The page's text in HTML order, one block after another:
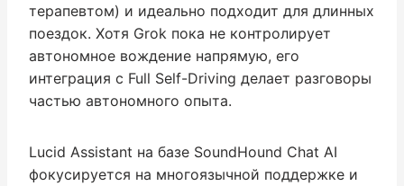
терапевтом) и идеально подходит для длинных
поездок. Хотя Grok пока не контролирует
автономное вождение напрямую, его
интеграция с Full Self-Driving делает разговоры
частью автономного опыта.
Lucid Assistant на базе SoundHound Chat AI
фокусируется на многоязычной поддержке и